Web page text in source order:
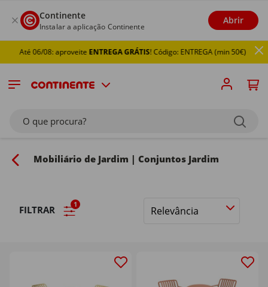
Continente
Instalar a aplicação Continente
Abrir
08: aproveiteENTREGA GRÁTIS! Código: ENTREGA (min 50€)
O que procura?
Mobiliário de Jardim | Conjuntos Jardim
FILTRAR 1
Ordenar